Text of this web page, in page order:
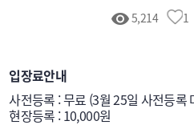
5,214 1
입장료안내
사전등록 : 무료 (3월 25일 사전등록
현장등록 : 10,000원